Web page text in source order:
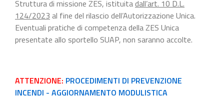
Struttura di missione ZES, istituitadall’art. 10 D.L.
124/2023 al fine del rilascio dell’Autorizzazione Unica.
Eventuali pratiche di competenza della ZES Unica
presentate allo sportello SUAP, non saranno accolte.
ATTENZIONE: PROCEDIMENTI DI PREVENZIONE
INCENDI - AGGIORNAMENTO MODULISTICA